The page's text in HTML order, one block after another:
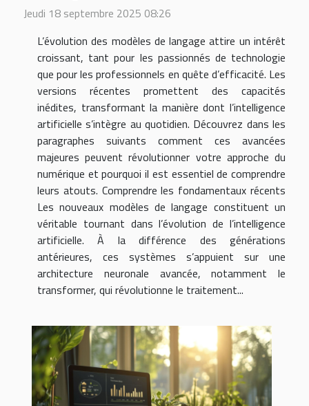
Jeudi 18 septembre 2025 08:26
L’évolution des modèles de langage attire un intérêt
croissant, tant pour les passionnés de technologie
que pour les professionnels en quête d’efficacité. Les
versions récentes promettent des capacités
inédites, transformant la manière dont l’intelligence
artificielle s’intègre au quotidien. Découvrez dans les
paragraphes suivants comment ces avancées
majeures peuvent révolutionner votre approche du
numérique et pourquoi il est essentiel de comprendre
leurs atouts. Comprendre les fondamentaux récents
Les nouveaux modèles de langage constituent un
véritable tournant dans l’évolution de l’intelligence
artificielle. À la différence des générations
antérieures, ces systèmes s’appuient sur une
architecture neuronale avancée, notamment le
transformer, qui révolutionne le traitement...